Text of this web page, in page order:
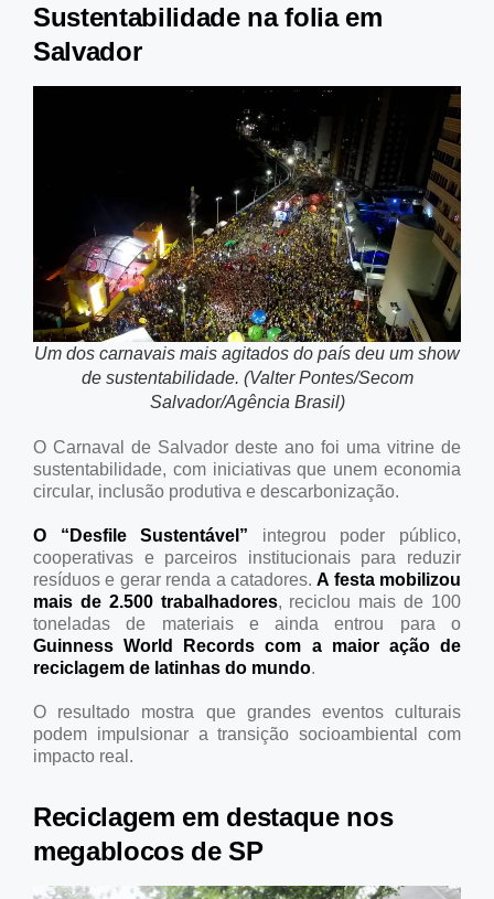
Sustentabilidade na folia em
Salvador
Um dos carnavais mais agitados do país deu um show
de sustentabilidade. (Valter Pontes/Secom
Salvador/Agência Brasil)
O Carnaval de Salvador deste ano foi uma vitrine de
sustentabilidade, com iniciativas que unem economia
circular, inclusão produtiva e descarbonização.
O “Desfile Sustentável” integrou poder público,
cooperativas e parceiros institucionais para reduzir
resíduos e gerar renda a catadores.A festa mobilizou
mais de 2.500 trabalhadores, reciclou mais de 100
toneladas de materiais e ainda entrou para o
Guinness World Records com a maior ação de
reciclagem de latinhas do mundo.
O resultado mostra que grandes eventos culturais
podem impulsionar a transição socioambiental com
impacto real.
Reciclagem em destaque nos
megablocos de SP